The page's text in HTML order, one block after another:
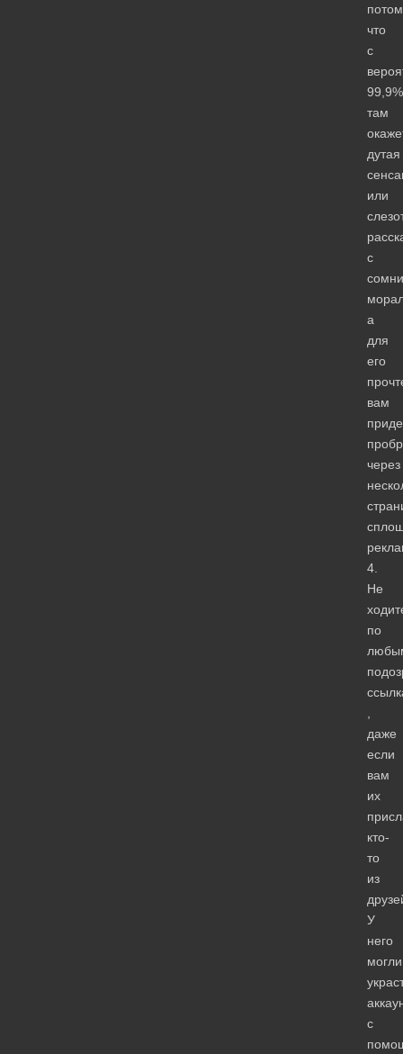
что
с
99,9%
там
дутая
или
с
а
для
его
вам
через
4.
Не
по
даже
если
вам
их
кто-
то
из
У
него
могли
с